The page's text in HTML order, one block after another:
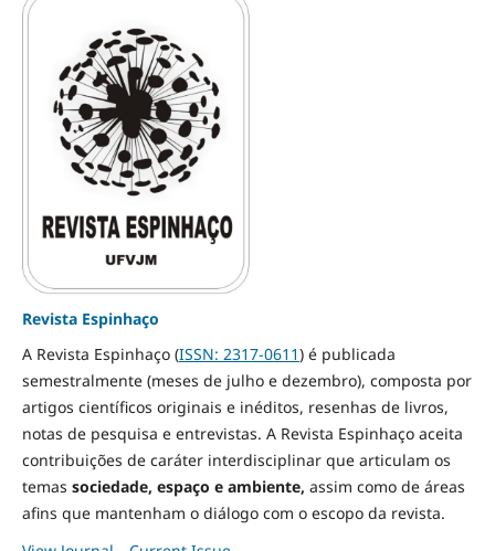
Revista Espinhaço
A Revista Espinhaço (ISSN: 2317-0611) é publicada
semestralmente (meses de julho e dezembro), composta por
artigos científicos originais e inéditos, resenhas de livros,
notas de pesquisa e entrevistas. A Revista Espinhaço aceita
contribuições de caráter interdisciplinar que articulam os
temas sociedade, espaço e ambiente, assim como de áreas
afins que mantenham o diálogo com o escopo da revista.